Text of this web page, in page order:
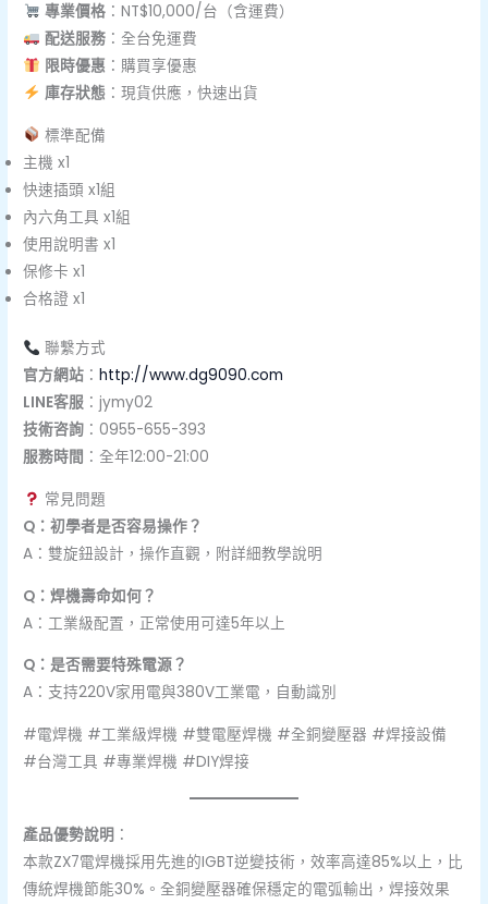
專業價格：NT$10,000/台（含運費）
配送服務：全台免運費
限時優惠 ：購買享優惠
庫存狀態：現貨供應，快速出貨
標準配備
主機 x1
快速插頭 x1組
內六角工具 x1組
使用說明書 x1
保修卡 x1
合格證 x1
聯繫方式
官方網站 ：http://www.dg9090.com
LINE客服 ：jymy02
技術咨詢 ：0955-655-393
服務時間 ：全年12:00-21:00
常見問題
Q：初學者是否容易操作？
A：雙旋鈕設計，操作直觀，附詳細教學說明
Q：焊機壽命如何？
A：工業級配置，正常使用可達5年以上
Q：是否需要特殊電源？
A：支持220V家用電與380V工業電，自動識別
#電焊機 #工業級焊機 #雙電壓焊機 #全銅變壓器 #焊接設備
#台灣工具 #專業焊機 #DIY焊接
產品優勢說明 ：
本款ZX7電焊機採用先進的IGBT逆變技術，效率高達85%以上，比
傳統焊機節能30%。全銅變壓器確保穩定的電弧輸出，焊接效果